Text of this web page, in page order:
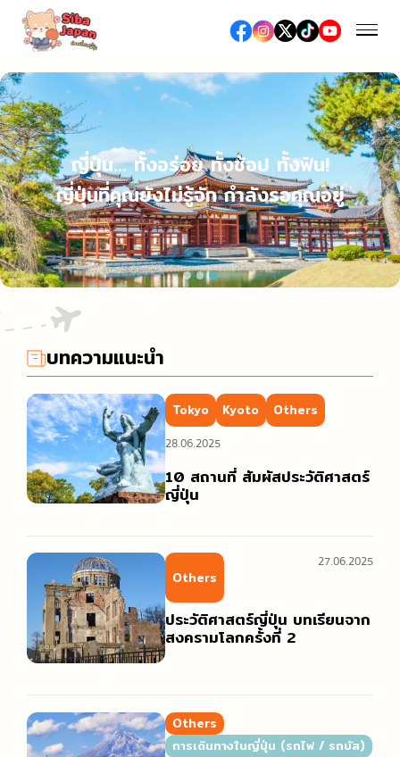
ฤดูกาล
ฤดูใบไม้ผลิ (เทศกาลชมซากุระ / ดื่มมัทฉะ)
ฤดูร้อน (เทศกาลดอกไม้ไฟ / เที่ยวทะเล / งานเทศกาลต่าง
ๆ)
ฤดูใบไม้ร่วง (ชมใบไม้เปลี่ยนสี)
ฤดูหนาว (หิมะ / ออนเซ็น / เทศกาลประดับไฟ)
อาหารและร้านอาหาร
อาหารญี่ปุ่น
อาหารท้องถิ่น
ซูชิ / เนื้อย่าง / ราเมง
ร้านอาหารหรู, ร้านอาหารระดับมิชลิน
สตรีทฟู้ด
ช้อปปิ้ง
ห้างสรรพสินค้าเอาท์เล็ต
ห้างสรรพสินค้า
ร้านขายยา / ร้านเครื่องสำอางค์
ร้านขายเครื่องใช้ไฟฟ้าและสินค้าปลอดภาษี
ร้านจำหน่ายการ์ตูนและสินค้าคาแรกเตอร์การ์ตูน
ร้านของฝาก
สถานที่ท่องเที่ยวทางธรรมชาติ
โรงแรม
ออนเซ็น / เรียวกัง
วัด / ศาลเจ้า / สถานที่ทางประวัติศาสตร์
สกี, สโนว์บอร์ด
สวนสนุก
เที่ยวญี่ปุ่นครั้งแรก
การเดินทางในญี่ปุ่น (รถไฟ / รถบัส)
รวมสำนวนภาษาญี่ปุ่นที่ใช้ได้จริง
แนะนำเกี่ยวกับมารยาทและวัฒนธรรม
ญี่ปุ่น… ทั้งอร่อย ทั้งช้อป ทั้งฟิน!
ญี่ปุ่นที่คุณยังไม่รู้จัก กำลังรอคุณอยู่
บทความแนะนำ
Tokyo Kyoto Others
10 สถานที่ สัมผัสประวัติศาสตร์
ญี่ปุ่น
28.06.2025
Others
ประวัติศาสตร์ญี่ปุ่น บทเรียนจาก
สงครามโลกครั้งที่ 2
27.06.2025
Others
การเดินทางในญี่ปุ่น (รถไฟ / รถบัส)